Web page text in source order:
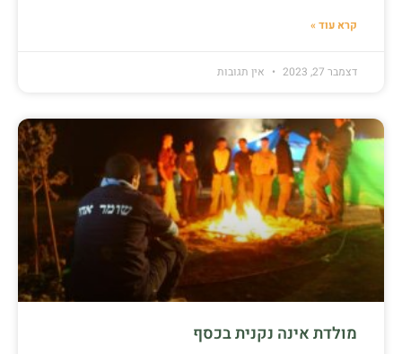
קרא עוד »
דצמבר 27, 2023 אין תגובות
מולדת אינה נקנית בכסף